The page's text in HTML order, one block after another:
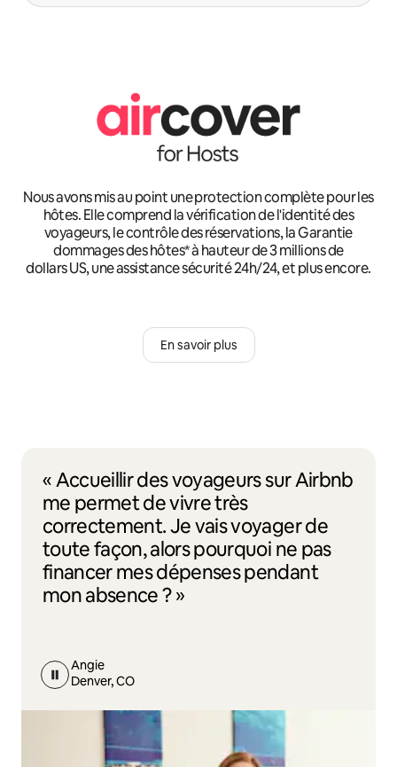
Nous avons mis au point une protection complète pour les
hôtes. Elle comprend la vérification de l'identité des
voyageurs, le contrôle des réservations, la Garantie
dommages des hôtes* à hauteur de 3 millions de
dollars US, une assistance sécurité 24h/24, et plus encore.
En savoir plus
« Accueillir des voyageurs sur Airbnb
me permet de vivre très
correctement. Je vais voyager de
toute façon, alors pourquoi ne pas
financer mes dépenses pendant
mon absence ? »
Angie
Denver, CO